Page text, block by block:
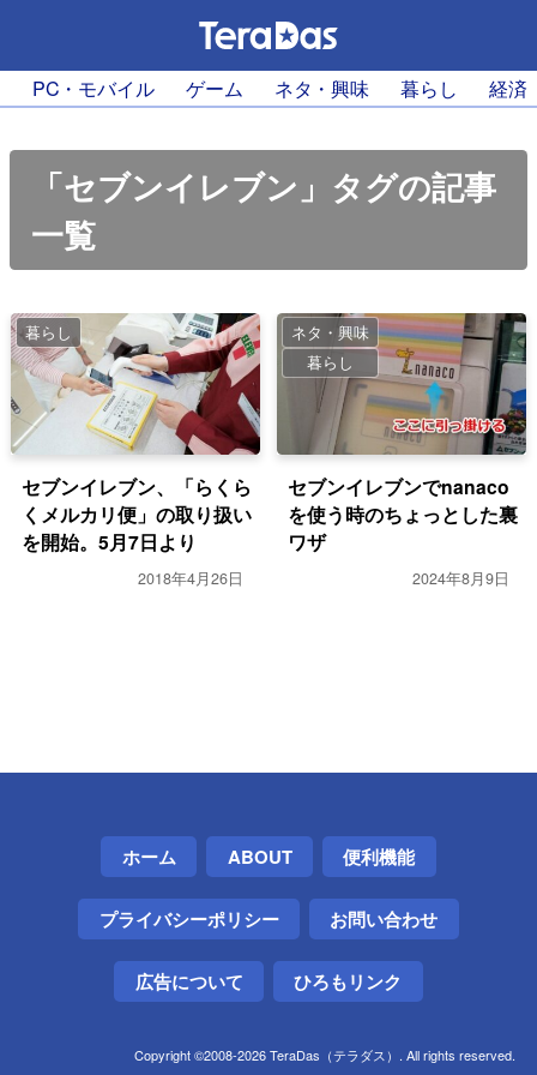
PC・モバイル ゲーム ネタ・興味 暮らし 経済
「セブンイレブン」タグの記事
一覧
暮らし
セブンイレブン、「らくら
くメルカリ便」の取り扱い
を開始。5月7日より
2018年4月26日
ネタ・興味
暮らし
セブンイレブンでnanaco
を使う時のちょっとした裏
ワザ
2024年8月9日
ホーム ABOUT 便利機能
プライバシーポリシー お問い合わせ
広告について ひろもリンク
Copyright ©2008-2026 TeraDas（テラダス）. All rights reserved.